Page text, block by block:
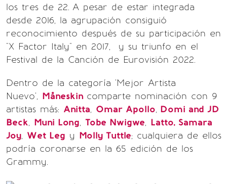
los tres de 22. A pesar de estar integrada
desde 2016, la agrupación consiguió
reconocimiento después de su participación en
"X Factor Italy" en 2017, y su triunfo en el
Festival de la Canción de Eurovisión 2022.
Dentro de la categoría 'Mejor Artista
Nuevo', Måneskin comparte nominación con 9
artistas más: Anitta, Omar Apollo, Domi and JD
Beck, Muni Long, Tobe Nwigwe, Latto, Samara
Joy, Wet Leg y Molly Tuttle; cualquiera de ellos
podría coronarse en la 65 edición de los
Grammy.